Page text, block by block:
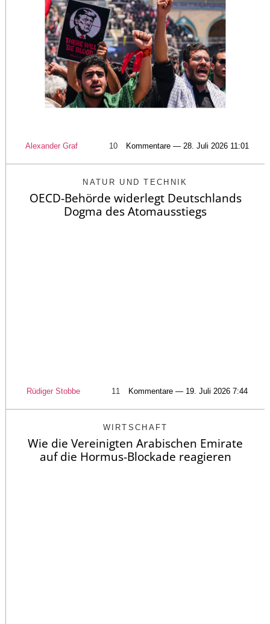
Alexander Graf 10 Kommentare — 28. Juli 2026 11:01
NATUR UND TECHNIK
OECD-Behörde widerlegt Deutschlands
Dogma des Atomausstiegs
Rüdiger Stobbe 11 Kommentare — 19. Juli 2026 7:44
WIRTSCHAFT
Wie die Vereinigten Arabischen Emirate
auf die Hormus-Blockade reagieren